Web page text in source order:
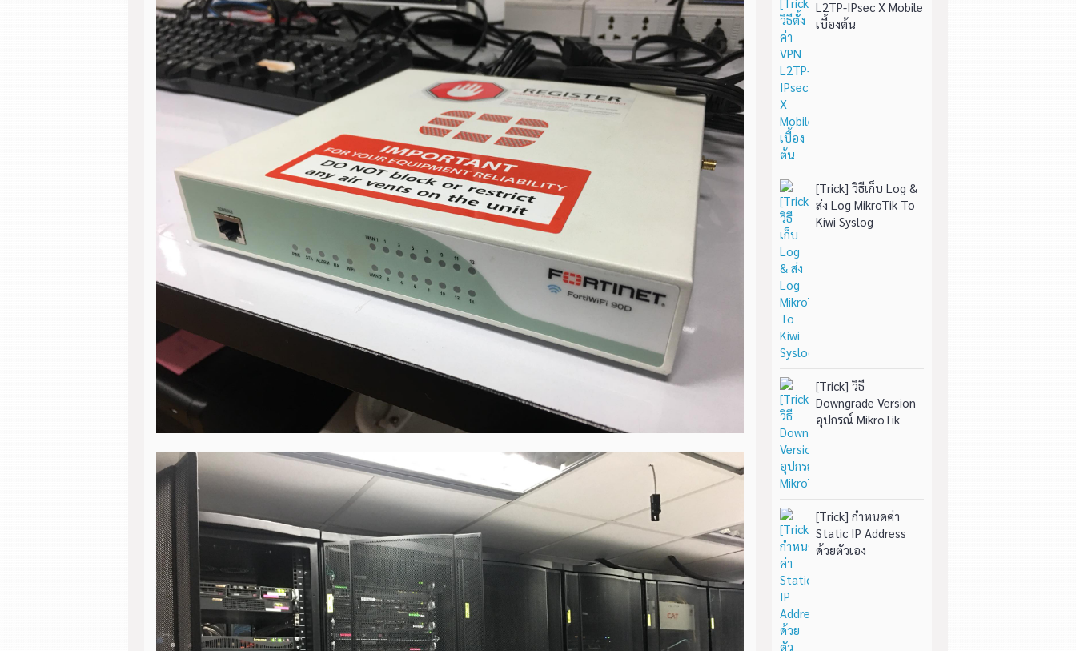
L2TP-IPsec X Mobile
เบื้องต้น
[Trick] วิธีเก็บ Log &
ส่ง Log MikroTik To
Kiwi Syslog
[Trick] วิธี
Downgrade Version
อุปกรณ์ MikroTik
[Trick] กำหนดค่า
Static IP Address
ด้วยตัวเอง